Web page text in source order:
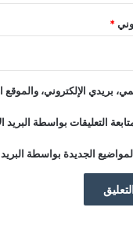
*
بريدي الإلكتروني، والموقع
التعليقات بواسطة البريد
الجديدة بواسطة البريد